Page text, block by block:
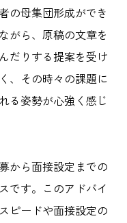
の母集団形成ができ
がら、原稿の文章を
だりする提案を受け
、その時々の課題に
る姿勢が心強く感じ
から面接設定までの
です。このアドバイ
ピードや面接設定の